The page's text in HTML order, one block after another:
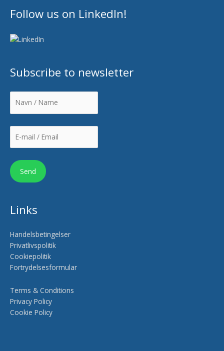
Follow us on LinkedIn!
Subscribe to newsletter
Links
Handelsbetingelser
Privatlivspolitik
Cookiepolitik
Fortrydelsesformular
Terms & Conditions
Privacy Policy
Cookie Policy